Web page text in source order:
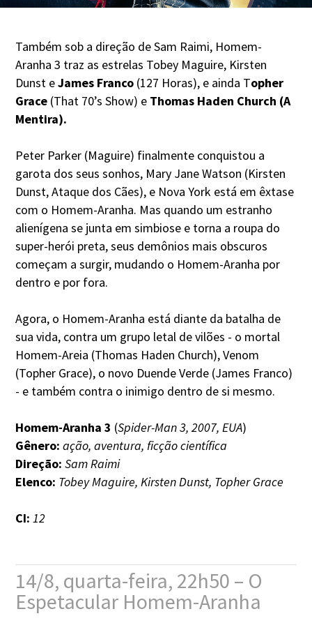
Também sob a direção de Sam Raimi, Homem-
Aranha 3 traz as estrelas Tobey Maguire, Kirsten
Dunst eJames Franco (127 Horas), e ainda Topher
Grace (That 70’s Show) e Thomas Haden Church (A
Mentira).
Peter Parker (Maguire) finalmente conquistou a
garota dos seus sonhos, Mary Jane Watson (Kirsten
Dunst, Ataque dos Cães), e Nova York está em êxtase
com o Homem-Aranha. Mas quando um estranho
alienígena se junta em simbiose e torna a roupa do
super-herói preta, seus demônios mais obscuros
começam a surgir, mudando o Homem-Aranha por
dentro e por fora.
Agora, o Homem-Aranha está diante da batalha de
sua vida, contra um grupo letal de vilões - o mortal
Homem-Areia (Thomas Haden Church), Venom
(Topher Grace), o novo Duende Verde (James Franco)
- e também contra o inimigo dentro de si mesmo.
Homem-Aranha 3 (Spider-Man 3, 2007, EUA)
Gênero: ação, aventura, ficção científica
Direção: Sam Raimi
Elenco: Tobey Maguire, Kirsten Dunst, Topher Grace
CI: 12
14/8, quarta-feira, 22h50 – O
Espetacular Homem-Aranha